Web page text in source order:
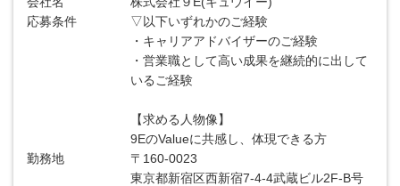
応募条件
▽以下いずれかのご経験
・キャリアアドバイザーのご経験
・営業職として高い成果を継続的に出して
いるご経験
【求める人物像】
9EのValueに共感し、体現できる方
勤務地
〒160-0023
東京都新宿区西新宿7-4-4武蔵ビル2F-B号